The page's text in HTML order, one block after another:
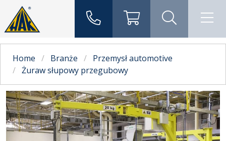
Home Branże
Przemysł automotive
Żuraw słupowy przegubowy